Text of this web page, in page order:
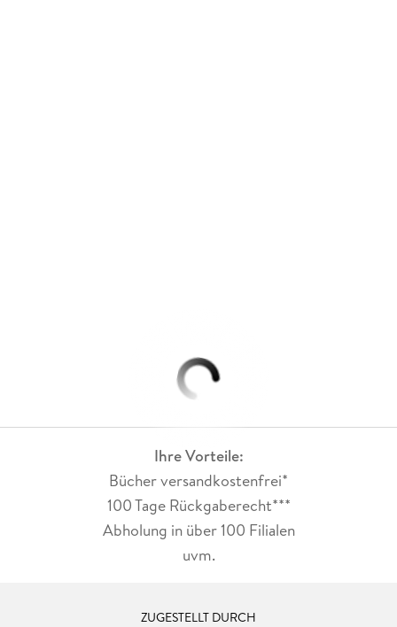
Ihre Vorteile:
Bücher versandkostenfrei*
100 Tage Rückgaberecht***
Abholung in über 100 Filialen
uvm.
ZUGESTELLT DURCH